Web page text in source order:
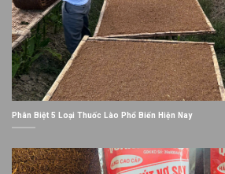
Phân Biệt 5 Loại Thuốc Lào Phổ Biến Hiện Nay